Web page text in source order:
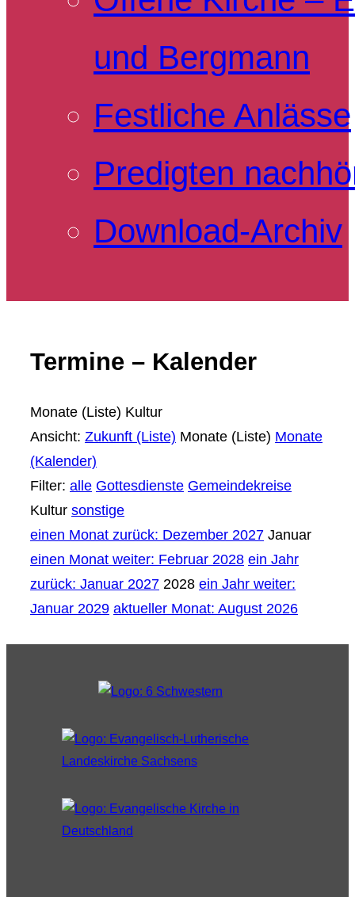
und Bergmann
Festliche Anlässe
Predigten
Download-Archiv
Termine – Kalender
Monate (Liste) Kultur
Ansicht: Zukunft (Liste) Monate (Liste) Monate
(Kalender)
Filter: alle Gottesdienste Gemeindekreise
Kultur sonstige
einen Monat zurück: Dezember 2027 Januar
einen Monat weiter: Februar 2028 ein Jahr
zurück: Januar 2027 2028 ein Jahr weiter:
Januar 2029 aktueller Monat: August 2026